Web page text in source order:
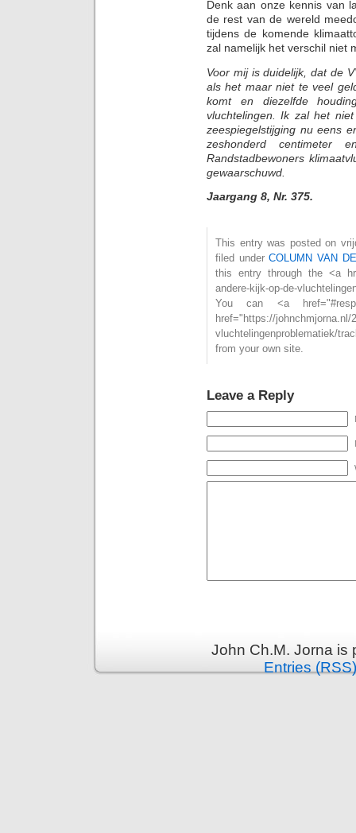
Denk aan onze kennis van
de rest van de wereld
tijdens de komende
zal namelijk het verschil niet
Voor mij is duidelijk, dat de
als het maar niet te veel
komt en diezelfde
vluchtelingen. Ik zal het
zeespiegelstijging nu eens
zeshonderd centimeter
Randstadbewoners
gewaarschuwd.
Jaargang 8, Nr. 375.
This entry was posted on
filed underCOLUMN VAN
this entry through the <a
andere-kijk-op-de-
You can <a
href="https://johnchmjorna.nl/
vluchtelingenproblematiek/
from your own site.
Leave a Reply
John Ch.M. Jorna
Entries (RSS)